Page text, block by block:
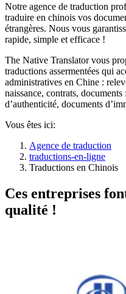
Notre agence de traduction
traduire en chinois vos
étrangères. Nous vous
rapide, simple et efficace !
The Native Translator vous
traductions assermentées qui
administratives en Chine :
naissance, contrats,
d’authenticité, documents
Vous êtes ici:
Agence de traduction
traductions-en-ligne
Traductions en Chinois
Ces entreprises
qualité !